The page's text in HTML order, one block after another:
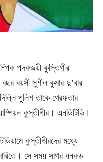
পদকজয়ী কুস্তিগীর
বয়সী সুশীল কুমার দু’বার
পুলিশ তাকে গ্রেফতার
কুস্তীগীর। এনডিটিভি।
কুস্তীগীরদের মধ্যে
সে সময় সাগর ধনকড়